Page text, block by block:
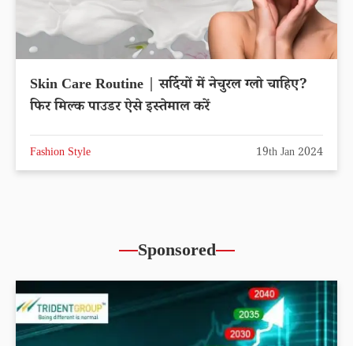
Skin Care Routine | सर्दियों में नेचुरल ग्लो चाहिए?
फिर मिल्क पाउडर ऐसे इस्तेमाल करें
Fashion Style 19th Jan 2024
Sponsored